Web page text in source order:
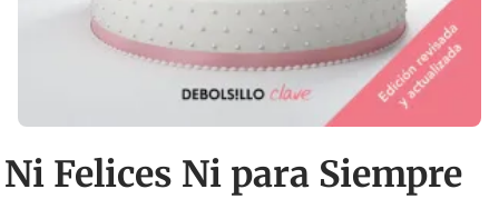
Ni Felices Ni para Siempre